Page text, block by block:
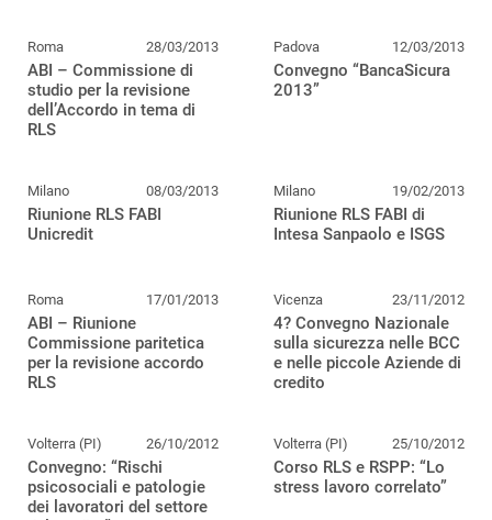
Roma 28/03/2013
ABI – Commissione di
studio per la revisione
dell’Accordo in tema di
RLS
Padova 12/03/2013
Convegno “BancaSicura
2013”
Milano 08/03/2013
Riunione RLS FABI
Unicredit
Milano 19/02/2013
Riunione RLS FABI di
Intesa Sanpaolo e ISGS
Roma 17/01/2013
ABI – Riunione
Commissione paritetica
per la revisione accordo
RLS
Vicenza 23/11/2012
4? Convegno Nazionale
sulla sicurezza nelle BCC
e nelle piccole Aziende di
credito
Volterra (PI) 26/10/2012
Convegno: “Rischi
psicosociali e patologie
dei lavoratori del settore
Volterra (PI) 25/10/2012
Corso RLS e RSPP: “Lo
stress lavoro correlato”